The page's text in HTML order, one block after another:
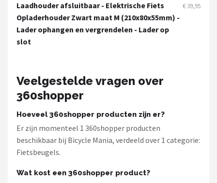
Voltano
Shimano
Alle merken →
Laadhouder afsluitbaar - Elektrische Fiets
Opladerhouder Zwart maat M (210x80x55mm) -
Lader ophangen en vergrendelen - Lader op
slot
€ 39,95
Veelgestelde vragen over
360shopper
Hoeveel 360shopper producten zijn er?
Er zijn momenteel 1 360shopper producten
beschikbaar bij Bicycle Mania, verdeeld over 1 categorie:
Fietsbeugels.
Wat kost een 360shopper product?